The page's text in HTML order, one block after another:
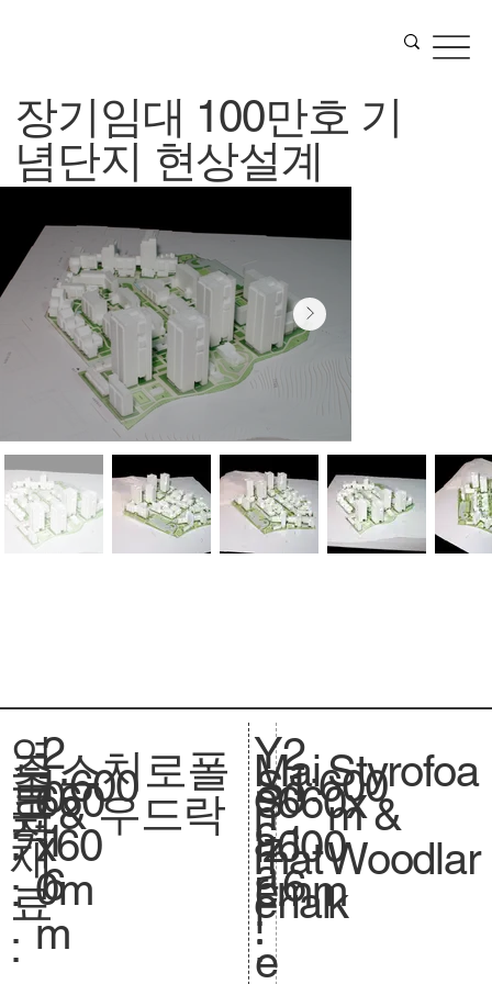
장기임대 100만호 기
념단지 현상설계
연
도
:
2
0
1
6
주
요
재
료
:
축
척
.
스치로폴
& 우드락
1:600
크
기
.
660
x60
0m
m
Y
e
a
r
:
Mai
n
mat
erial
:
S
c
a
l
e
S
iz
e.
2
0
1
6
1:600
660x
600
mm
Styrofoa
m &
Woodlar
k